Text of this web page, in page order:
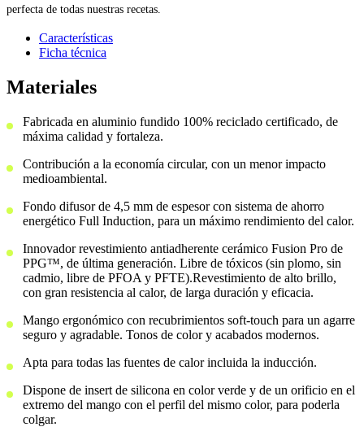
perfecta de todas nuestras recetas.
Características
Ficha técnica
Materiales
Fabricada en aluminio fundido 100% reciclado certificado, de
máxima calidad y fortaleza.
Contribución a la economía circular, con un menor impacto
medioambiental.
Fondo difusor de 4,5 mm de espesor con sistema de ahorro
energético Full Induction, para un máximo rendimiento del calor.
Innovador revestimiento antiadherente cerámico Fusion Pro de
PPG™, de última generación. Libre de tóxicos (sin plomo, sin
cadmio, libre de PFOA y PFTE).Revestimiento de alto brillo,
con gran resistencia al calor, de larga duración y eficacia.
Mango ergonómico con recubrimientos soft-touch para un agarre
seguro y agradable. Tonos de color y acabados modernos.
Apta para todas las fuentes de calor incluida la inducción.
Dispone de insert de silicona en color verde y de un orificio en el
extremo del mango con el perfil del mismo color, para poderla
colgar.